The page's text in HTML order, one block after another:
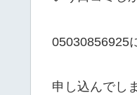
05030856925
申し込んでし